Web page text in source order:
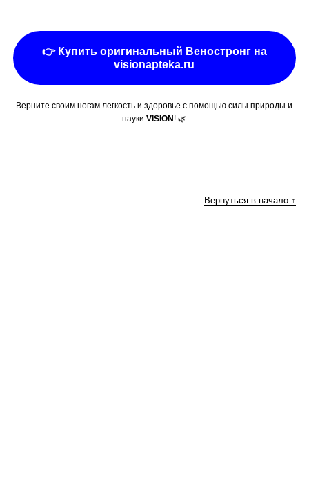
👉 Купить оригинальный Веностронг на
visionapteka.ru
Верните своим ногам легкость и здоровье с помощью силы природы и
наукиVISION! 🌿
Вернуться в начало ↑